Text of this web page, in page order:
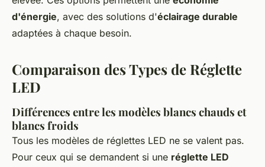
d'énergie, avec des solutions d'éclairage durable
adaptées à chaque besoin.
Comparaison des Types de Réglette
LED
Différences entre les modèles blancs chauds et
blancs froids
Tous les modèles de réglettes LED ne se valent pas.
Pour ceux qui se demandent si une réglette LED